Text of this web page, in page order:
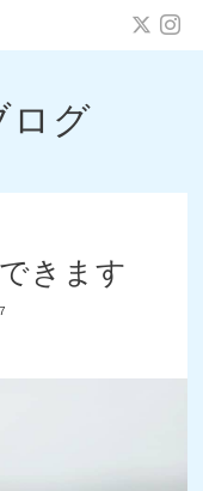
ログ
きます